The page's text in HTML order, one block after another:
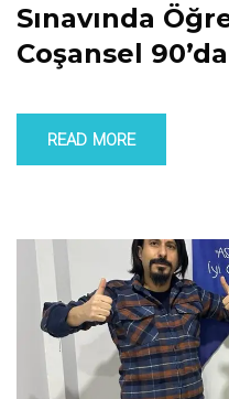
Sınavında
Coşansel
READ MORE